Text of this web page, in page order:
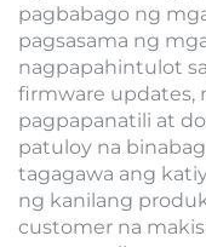
pagbabago ng
pagsasama ng
nagpapahintulot
firmware updates,
pagpapanatili at
patuloy na
tagagawa ang
ng kanilang
customer na